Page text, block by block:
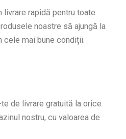
livrare rapidă pentru toate
noastre să ajungă la
mai bune condiții.
de livrare gratuită la orice
nostru, cu valoarea de